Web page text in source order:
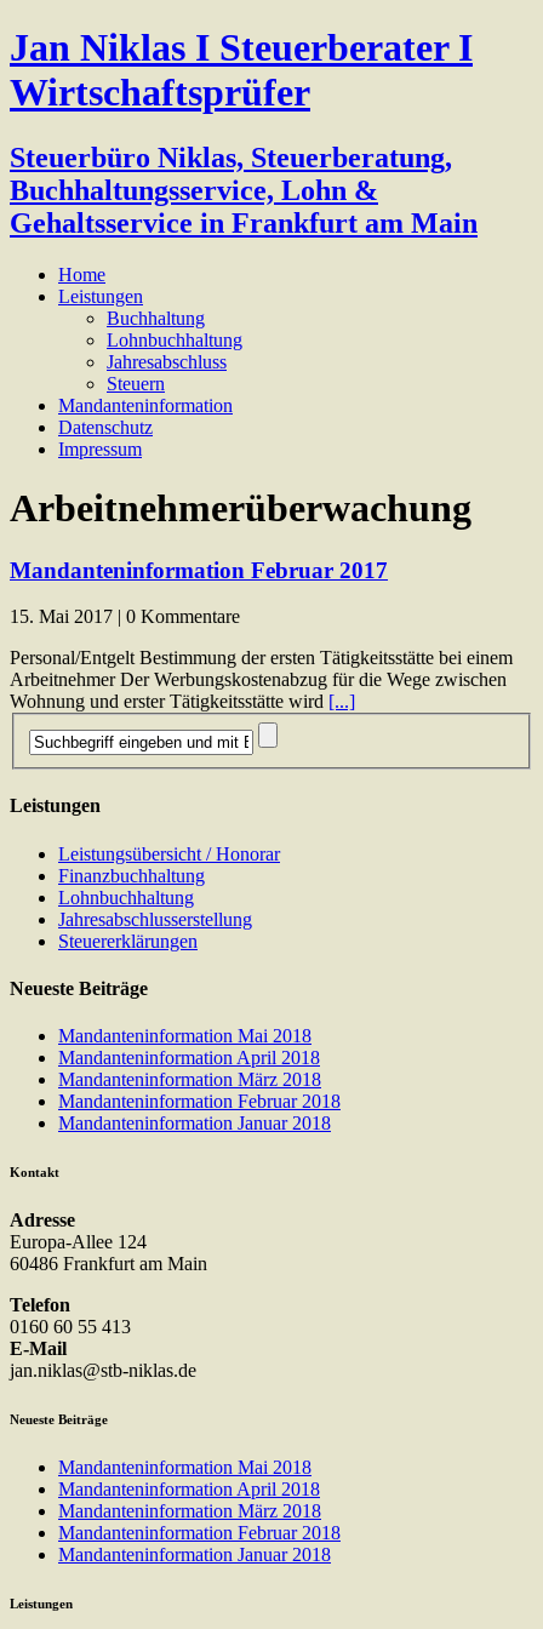
Jan Niklas I Steuerberater I
Wirtschaftsprüfer
Steuerbüro Niklas, Steuerberatung,
Buchhaltungsservice, Lohn &
Gehaltsservice in Frankfurt am Main
Home
Leistungen
Buchhaltung
Lohnbuchhaltung
Jahresabschluss
Steuern
Mandanteninformation
Datenschutz
Impressum
Arbeitnehmerüberwachung
Mandanteninformation Februar 2017
15. Mai 2017 | 0 Kommentare
Personal/Entgelt Bestimmung der ersten Tätigkeitsstätte bei einem
Arbeitnehmer Der Werbungskostenabzug für die Wege zwischen
Wohnung und erster Tätigkeitsstätte wird [...]
Leistungen
Leistungsübersicht / Honorar
Finanzbuchhaltung
Lohnbuchhaltung
Jahresabschlusserstellung
Steuererklärungen
Neueste Beiträge
Mandanteninformation Mai 2018
Mandanteninformation April 2018
Mandanteninformation März 2018
Mandanteninformation Februar 2018
Mandanteninformation Januar 2018
Kontakt
Adresse
Europa-Allee 124
60486 Frankfurt am Main
Telefon
0160 60 55 413
E-Mail
jan.niklas@stb-niklas.de
Neueste Beiträge
Mandanteninformation Mai 2018
Mandanteninformation April 2018
Mandanteninformation März 2018
Mandanteninformation Februar 2018
Mandanteninformation Januar 2018
Leistungen